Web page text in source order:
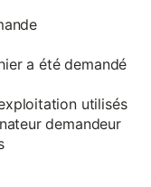
a été demandé
utilisés
demandeur